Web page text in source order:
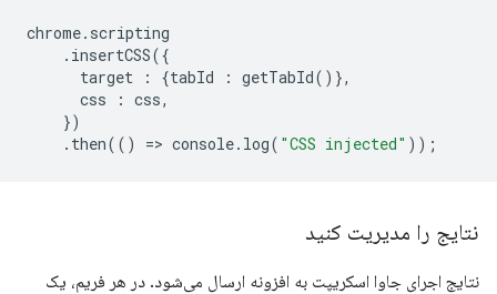
chrome. scripting
. insertCSS({
target
: {tabId : getTabId()},
css
: css,
})
. then(() => console. log( "CSS injected" ));
نتایج را مدیریت کنید
نتایج اجرای جاوا اسکریپت به افزونه ارسال می‌شود. در هر فریم، یک